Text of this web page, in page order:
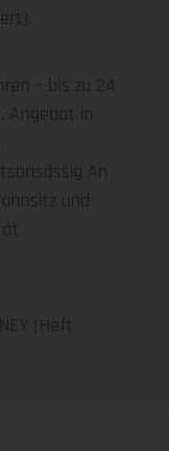
– bis zu 24
Angebot in
An
und
(Heft